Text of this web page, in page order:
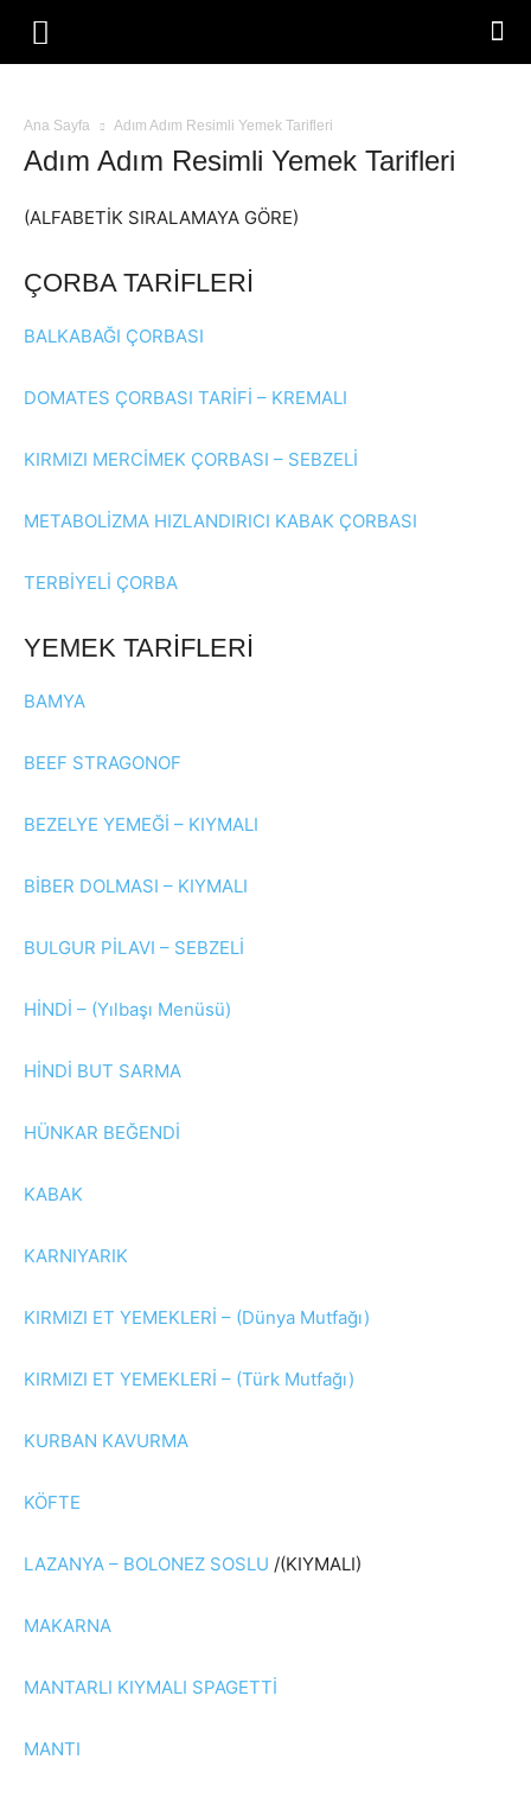
Ana Sayfa Adım Adım Resimli Yemek Tarifleri
Adım Adım Resimli Yemek Tarifleri
(ALFABETİK SIRALAMAYA GÖRE)
ÇORBA TARİFLERİ
BALKABAĞI ÇORBASI
DOMATES ÇORBASI TARİFİ – KREMALI
KIRMIZI MERCİMEK ÇORBASI – SEBZELİ
METABOLİZMA HIZLANDIRICI KABAK ÇORBASI
TERBİYELİ ÇORBA
YEMEK TARİFLERİ
BAMYA
BEEF STRAGONOF
BEZELYE YEMEĞİ – KIYMALI
BİBER DOLMASI – KIYMALI
BULGUR PİLAVI – SEBZELİ
HİNDİ – (Yılbaşı Menüsü)
HİNDİ BUT SARMA
HÜNKAR BEĞENDİ
KABAK
KARNIYARIK
KIRMIZI ET YEMEKLERİ – (Dünya Mutfağı)
KIRMIZI ET YEMEKLERİ – (Türk Mutfağı)
KURBAN KAVURMA
KÖFTE
LAZANYA – BOLONEZ SOSLU /(KIYMALI)
MAKARNA
MANTARLI KIYMALI SPAGETTİ
MANTI